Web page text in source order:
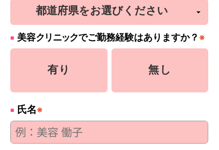
美容クリニックでご勤務経験はありますか？ ※
有り 無し
氏名※